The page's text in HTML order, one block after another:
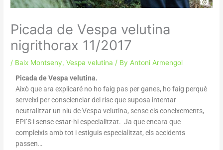
Picada de Vespa velutina
nigrithorax 11/2017
/ Baix Montseny,Vespa velutina / By Antoni Armengol
Picada de Vespa velutina.
Això que ara explicaré no ho faig pas per ganes, ho faig perquè
serveixi per conscienciar del risc que suposa intentar
neutralitzar un niu de Vespa velutina, sense els coneixements,
EPI’S i sense estar-hi especialitzat. Ja que encara que
compleixis amb tot i estiguis especialitzat, els accidents
passen…